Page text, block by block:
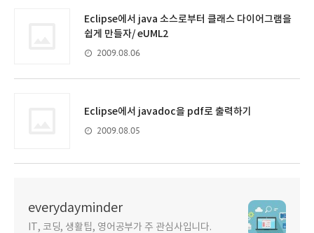
Eclipse에서 java 소스로부터 클래스 다이어그램을
쉽게 만들자/ eUML2
2009.08.06
Eclipse에서 javadoc을 pdf로 출력하기
2009.08.05
everydayminder
IT, 코딩, 생활팁, 영어공부가 주 관심사입니다.